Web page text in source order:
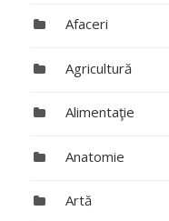
Afaceri
Agricultură
Alimentaţie
Anatomie
Artă